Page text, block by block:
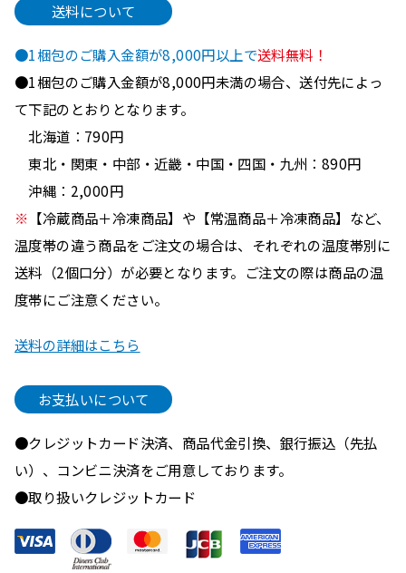
送料について
●1梱包のご購入金額が8,000円以上で送料無料！
●1梱包のご購入金額が8,000円未満の場合、送付先によっ
て下記のとおりとなります。
北海道：790円
東北・関東・中部・近畿・中国・四国・九州：890円
沖縄：2,000円
※ 【冷蔵商品＋冷凍商品】や【常温商品＋冷凍商品】など、
温度帯の違う商品をご注文の場合は、それぞれの温度帯別に
送料（2個口分）が必要となります。ご注文の際は商品の温
度帯にご注意ください。
送料の詳細はこちら
お支払いについて
●クレジットカード決済、商品代金引換、銀行振込（先払
い）、コンビニ決済をご用意しております。
●取り扱いクレジットカード